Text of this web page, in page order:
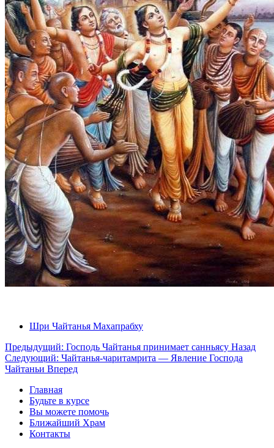
Шри Чайтанья Махапрабху
Предыдущий: Господь Чайтанья принимает санньясу Назад
Следующий: Чайтанья-чаритамрита — Явление Господа
Чайтаньи Вперед
Главная
Будьте в курсе
Вы можете помочь
Ближайший Храм
Контакты